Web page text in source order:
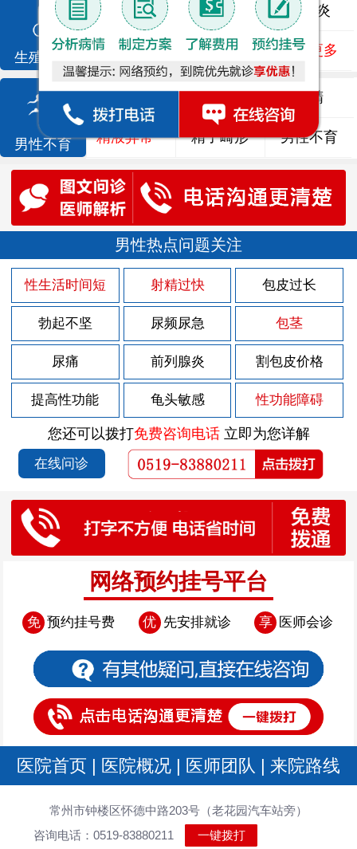
生殖感染
龟头炎 睾丸炎 尿道炎
尿相关 泌尿感染 了解更多
男性不育
死精 少精 弱精
精液异常 精子畸形 男性不育
男性热点问题关注
性生活时间短 射精过快 包皮过长
勃起不坚 尿频尿急 包茎
尿痛 前列腺炎 割包皮价格
提高性功能 龟头敏感 性功能障碍
您还可以拨打免费咨询电话立即为您详解
在线问诊
网络预约挂号平台
免 预约挂号费 优 先安排就诊 享 医师会诊
医院首页 | 医院概况 | 医师团队 | 来院路线
常州市钟楼区怀德中路203号（老花园汽车站旁）
咨询电话：0519-83880211
一键拨打